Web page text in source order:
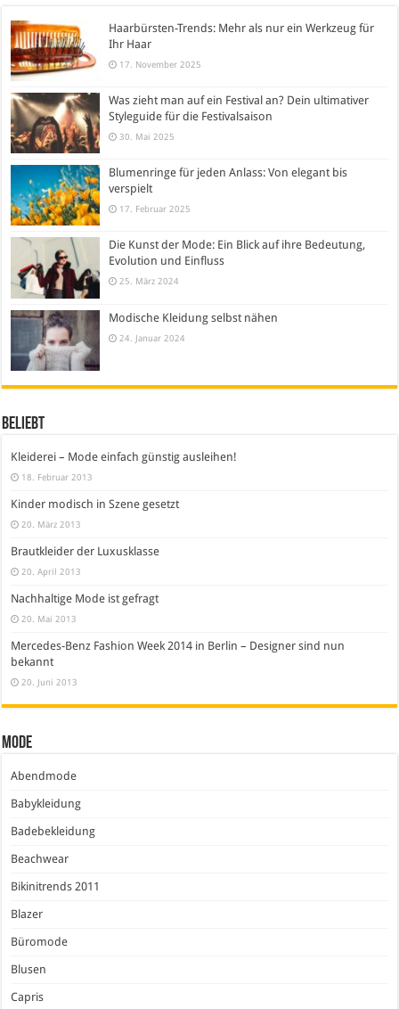
Haarbürsten-Trends: Mehr als nur ein Werkzeug für
Ihr Haar
17. November 2025
Was zieht man auf ein Festival an? Dein ultimativer
Styleguide für die Festivalsaison
30. Mai 2025
Blumenringe für jeden Anlass: Von elegant bis
verspielt
17. Februar 2025
Die Kunst der Mode: Ein Blick auf ihre Bedeutung,
Evolution und Einfluss
25. März 2024
Modische Kleidung selbst nähen
24. Januar 2024
Beliebt
Kleiderei – Mode einfach günstig ausleihen!
18. Februar 2013
Kinder modisch in Szene gesetzt
20. März 2013
Brautkleider der Luxusklasse
20. April 2013
Nachhaltige Mode ist gefragt
20. Mai 2013
Mercedes-Benz Fashion Week 2014 in Berlin – Designer sind nun
bekannt
20. Juni 2013
Mode
Abendmode
Babykleidung
Badebekleidung
Beachwear
Bikinitrends 2011
Blazer
Büromode
Blusen
Capris